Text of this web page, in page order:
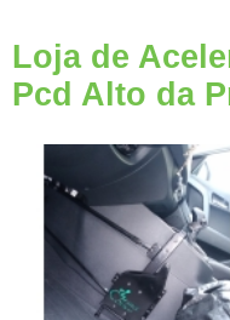
Loja de
Pcd Alto da